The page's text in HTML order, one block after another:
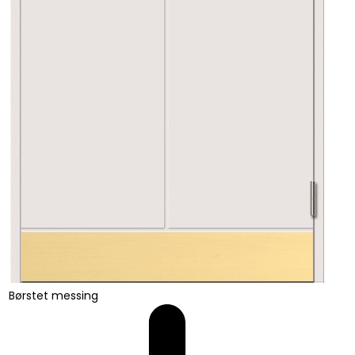
Børstet messing